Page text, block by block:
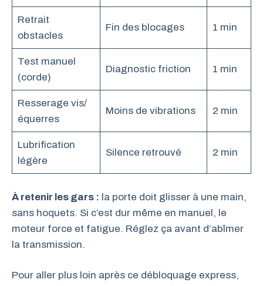
Retrait
obstacles
Fin des blocages 1 min
Test manuel
(corde)
Diagnostic friction 1 min
Resserage vis/
équerres
Moins de vibrations 2 min
Lubrification
légère
Silence retrouvé 2 min
À retenir les gars : la porte doit glisser à une main,
sans hoquets. Si c’est dur même en manuel, le
moteur force et fatigue. Réglez ça avant d’abîmer
la transmission.
Pour aller plus loin après ce débloquage express,